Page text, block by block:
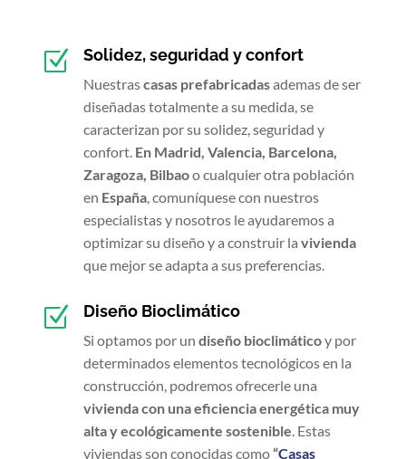
Z Solidez, seguridad y confort
Nuestrascasas prefabricadasademas de ser
diseñadas totalmente a su medida, se
caracterizan por su solidez, seguridad y
confort. En Madrid, Valencia, Barcelona,
Zaragoza, Bilbaoo cualquier otra población
en España, comuníquese con nuestros
especialistas y nosotros le ayudaremos a
optimizar su diseño y a construir la vivienda
que mejor se adapta a sus preferencias.
Z Diseño Bioclimático
Si optamos por un diseño bioclimáticoy por
determinados elementos tecnológicos en la
construcción, podremos ofrecerle una
vivienda con una eficiencia energética muy
alta y ecológicamente sostenible. Estas
viviendas son conocidas como“Casas